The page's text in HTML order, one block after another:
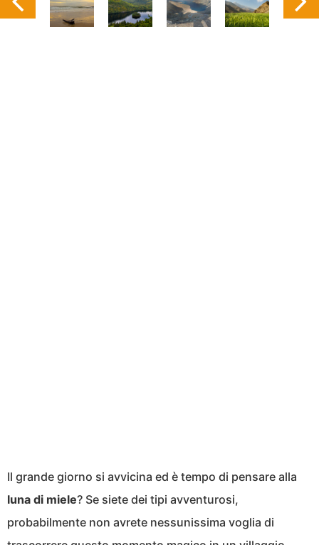
Il grande giorno si avvicina ed è tempo di pensare alla
luna di miele? Se siete dei tipi avventurosi,
probabilmente non avrete nessunissima voglia di